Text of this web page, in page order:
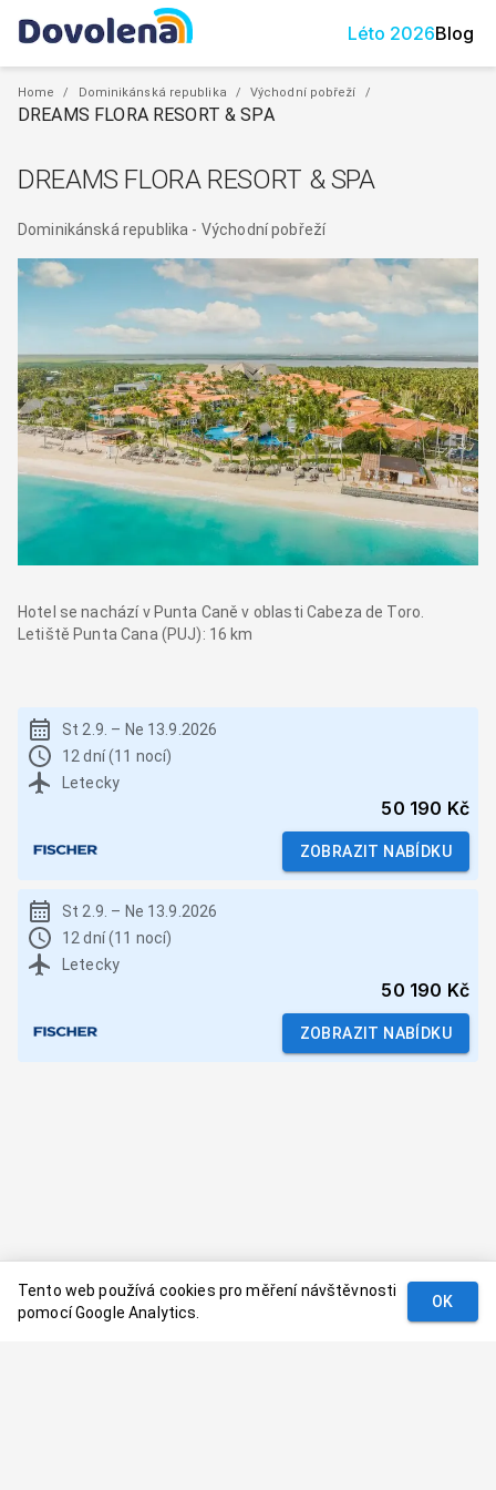
Léto 2026Blog
Home / Dominikánská republika / Východní pobřeží /
DREAMS FLORA RESORT & SPA
DREAMS FLORA RESORT & SPA
Dominikánská republika - Východní pobřeží
Hotel se nachází v Punta Caně v oblasti Cabeza de Toro.
Letiště Punta Cana (PUJ): 16 km
St 2.9. – Ne 13.9.2026
12 dní (11 nocí)
Letecky
50 190 Kč
ZOBRAZIT NABÍDKU
St 2.9. – Ne 13.9.2026
12 dní (11 nocí)
Letecky
50 190 Kč
ZOBRAZIT NABÍDKU
Tento web používá cookies pro měření návštěvnosti
pomocí Google Analytics.
OK